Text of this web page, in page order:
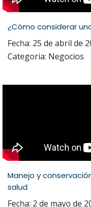
¿Cómo considerar
Fecha: 25 de abril de
Categoria: Negocios
Manejo y
salud
Fecha: 2 de mayo de